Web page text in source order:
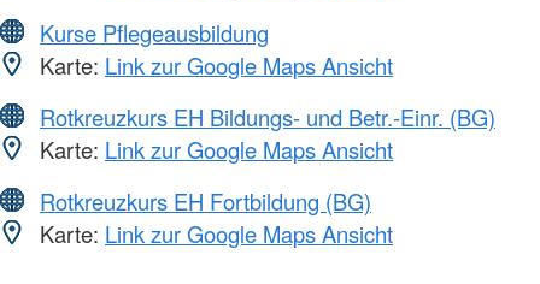
Kurse Pflegeausbildung
Karte: Link zur Google Maps Ansicht
Rotkreuzkurs EH Bildungs- und Betr.-Einr. (BG)
Karte: Link zur Google Maps Ansicht
Rotkreuzkurs EH Fortbildung (BG)
Karte: Link zur Google Maps Ansicht